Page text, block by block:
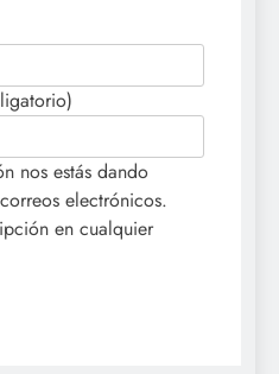
nos estás dando
electrónicos.
en cualquier